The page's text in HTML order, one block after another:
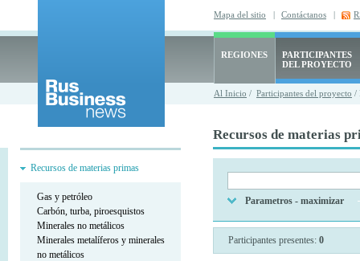
Mapa del sitio | Contáctanos |
REGIONES
PARTICIPANTES
DEL PROYECTO
Al Inicio / Participantes del proyecto /
Recursos de materias primas
Gas y petróleo
Carbón, turba, piroesquistos
Minerales no metálicos
Minerales metalíferos y minerales
no metálicos
Recursos de materias
Parametros - maximizar
Participantes presentes: 0